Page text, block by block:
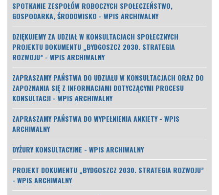
SPOTKANIE ZESPOŁÓW ROBOCZYCH SPOŁECZEŃSTWO,
GOSPODARKA, ŚRODOWISKO - WPIS ARCHIWALNY
DZIĘKUJEMY ZA UDZIAŁ W KONSULTACJACH SPOŁECZNYCH
PROJEKTU DOKUMENTU „BYDGOSZCZ 2030. STRATEGIA
ROZWOJU” - WPIS ARCHIWALNY
ZAPRASZAMY PAŃSTWA DO UDZIAŁU W KONSULTACJACH ORAZ DO
ZAPOZNANIA SIĘ Z INFORMACJAMI DOTYCZĄCYMI PROCESU
KONSULTACJI - WPIS ARCHIWALNY
ZAPRASZAMY PAŃSTWA DO WYPEŁNIENIA ANKIETY - WPIS
ARCHIWALNY
DYŻURY KONSULTACYJNE - WPIS ARCHIWALNY
PROJEKT DOKUMENTU „BYDGOSZCZ 2030. STRATEGIA ROZWOJU”
- WPIS ARCHIWALNY